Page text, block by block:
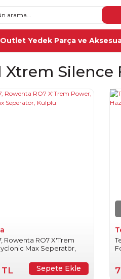
Outlet Yedek Parça ve
Xtrem Silence
Rowenta RO7 X'Trem
Max Seperatör,
TL Sepete Ekle